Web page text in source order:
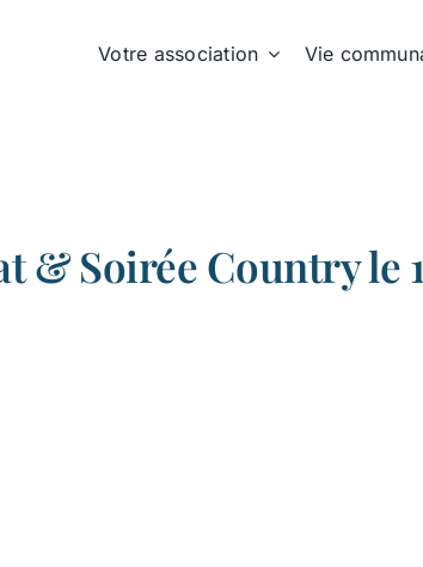
Votre association Vie
& Soirée Country le